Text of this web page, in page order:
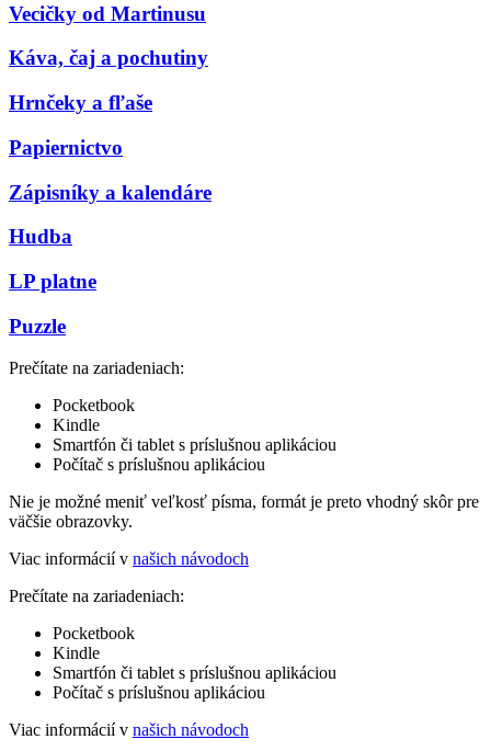
Vecičky od Martinusu
Káva, čaj a pochutiny
Hrnčeky a fľaše
Papiernictvo
Zápisníky a kalendáre
Hudba
LP platne
Puzzle
Prečítate na zariadeniach:
Pocketbook
Kindle
Smartfón či tablet s príslušnou aplikáciou
Počítač s príslušnou aplikáciou
Nie je možné meniť veľkosť písma, formát je preto vhodný skôr pre
väčšie obrazovky.
Viac informácií v našich návodoch
Prečítate na zariadeniach:
Pocketbook
Kindle
Smartfón či tablet s príslušnou aplikáciou
Počítač s príslušnou aplikáciou
Viac informácií v našich návodoch